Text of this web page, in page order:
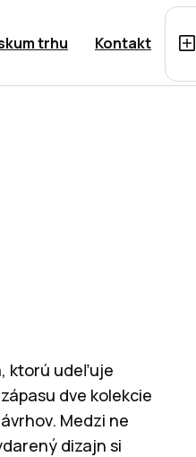
trhu Kontakt
ktorú udeľuje
dve kolekcie
Medzi ne
dizajn si